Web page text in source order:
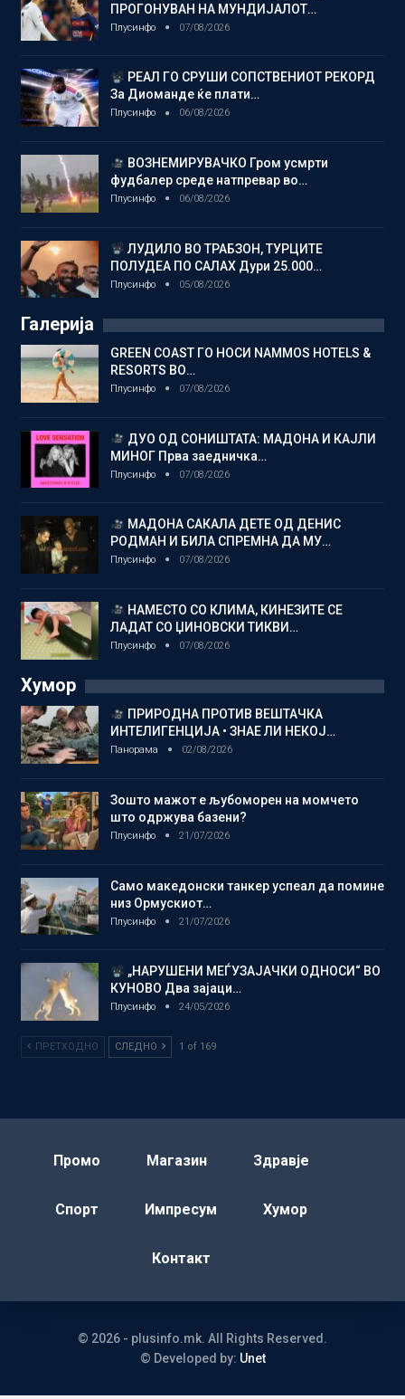
ПРОГОНУВАН НА МУНДИЈАЛОТ…
Плусинфо 07/08/2026
РЕАЛ ГО СРУШИ СОПСТВЕНИОТ РЕКОРД
За Диоманде ќе плати…
Плусинфо 06/08/2026
ВОЗНЕМИРУВАЧКО Гром усмрти
фудбалер среде натпревар во…
Плусинфо 06/08/2026
ЛУДИЛО ВО ТРАБЗОН, ТУРЦИТЕ
ПОЛУДЕА ПО САЛАХ Дури 25.000…
Плусинфо 05/08/2026
Галерија
GREEN COAST ГО НОСИ NAMMOS HOTELS &
RESORTS ВО…
Плусинфо 07/08/2026
ДУО ОД СОНИШТАТА: МАДОНА И КАЈЛИ
МИНОГ Прва заедничка…
Плусинфо 07/08/2026
МАДОНА САКАЛА ДЕТЕ ОД ДЕНИС
РОДМАН И БИЛА СПРЕМНА ДА МУ…
Плусинфо 07/08/2026
НАМЕСТО СО КЛИМА, КИНЕЗИТЕ СЕ
ЛАДАТ СО ЏИНОВСКИ ТИКВИ…
Плусинфо 07/08/2026
Хумор
ПРИРОДНА ПРОТИВ ВЕШТАЧКА
ИНТЕЛИГЕНЦИЈА • ЗНАЕ ЛИ НЕКОЈ…
Панорама 02/08/2026
Зошто мажот е љубоморен на момчето
што одржува базени?
Плусинфо 21/07/2026
Само македонски танкер успеал да помине
низ Ормускиот…
Плусинфо 21/07/2026
„НАРУШЕНИ МЕЃУЗАЈАЧКИ ОДНОСИ“ ВО
КУНОВО Два зајаци…
Плусинфо 24/05/2026
ПРЕТХОДНО СЛЕДНО 1 of 169
Промо Магазин Здравје
Спорт Импресум Хумор
Контакт
© 2026 - plusinfo.mk. All Rights Reserved.
© Developed by: Unet